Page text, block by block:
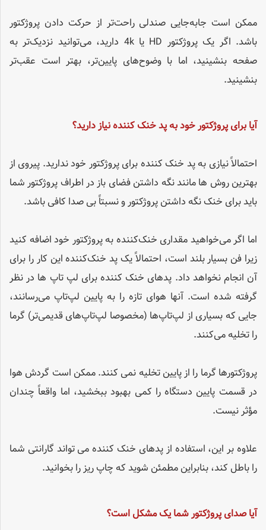
ممکن است جابه‌جایی صندلی راحت‌تر از حرکت دادن پروژکتور
باشد. اگر یک پروژکتور HD یا 4k دارید، می‌توانید نزدیک‌تر به
صفحه بنشینید، اما با وضوح‌های پایین‌تر، بهتر است عقب‌تر
بنشینید.
آیا برای پروژکتور خود به پد خنک کننده نیاز دارید؟
احتمالاً نیازی به پد خنک کننده برای پروژکتور خود ندارید. پیروی از
بهترین روش ها مانند نگه داشتن فضای باز در اطراف پروژکتور شما
باید برای خنک نگه داشتن پروژکتور و نسبتاً بی صدا کافی باشد.
اما اگر می‌خواهید مقداری خنک‌کننده به پروژکتور خود اضافه کنید
زیرا فن بسیار بلند است، احتمالاً یک پد خنک‌کننده این کار را برای
آن انجام نخواهد داد. پدهای خنک کننده برای لپ تاپ ها در نظر
گرفته شده است. آنها هوای تازه را به پایین لپ‌تاپ می‌رسانند،
جایی که بسیاری از لپ‌تاپ‌ها (مخصوصا لپ‌تاپ‌های قدیمی‌تر) گرما
را تخلیه می‌کنند.
پروژکتورها گرما را از پایین تخلیه نمی کنند. ممکن است گردش هوا
در قسمت پایین دستگاه را کمی بهبود ببخشید، اما واقعاً چندان
مؤثر نیست.
علاوه بر این، استفاده از پدهای خنک کننده می تواند گارانتی شما
را باطل کند، بنابراین مطمئن شوید که چاپ ریز را بخوانید.
آیا صدای پروژکتور شما یک مشکل است؟